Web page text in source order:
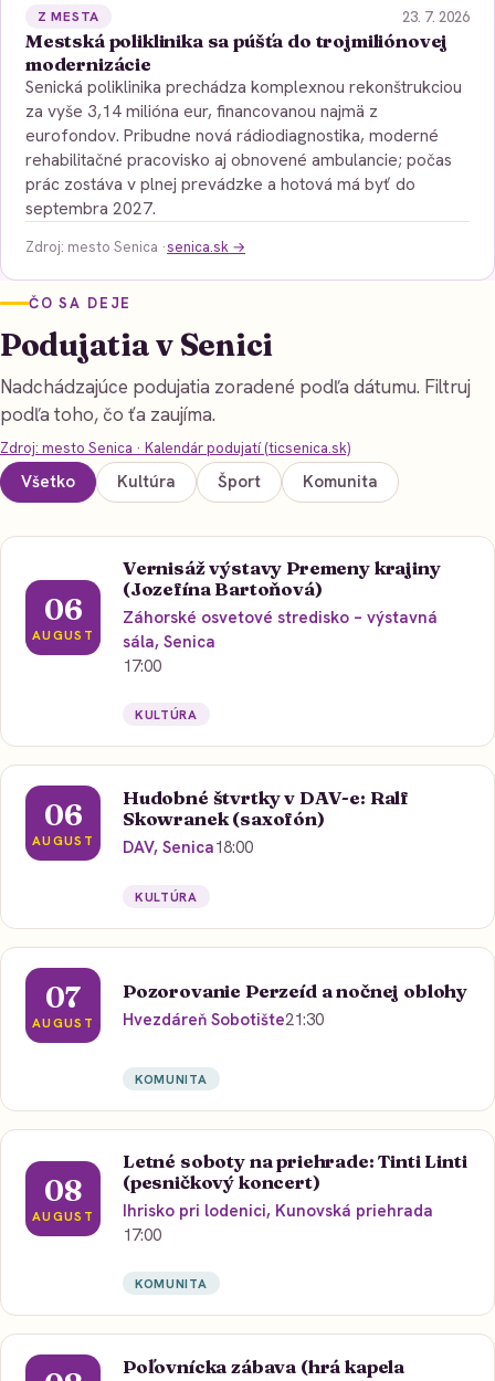
Z MESTA 23. 7. 2026
Mestská poliklinika sa púšťa do trojmiliónovej
modernizácie
Senická poliklinika prechádza komplexnou rekonštrukciou
za vyše 3,14 milióna eur, financovanou najmä z
eurofondov. Pribudne nová rádiodiagnostika, moderné
rehabilitačné pracovisko aj obnovené ambulancie; počas
prác zostáva v plnej prevádzke a hotová má byť do
septembra 2027.
Zdroj: mesto Senica ·senica.sk →
ČO SA DEJE
Podujatia v Senici
Nadchádzajúce podujatia zoradené podľa dátumu. Filtruj
podľa toho, čo ťa zaujíma.
Zdroj: mesto Senica · Kalendár podujatí (ticsenica.sk)
Všetko Kultúra Šport Komunita
06
AUGUST
Vernisáž výstavy Premeny krajiny
(Jozefína Bartoňová)
Záhorské osvetové stredisko – výstavná
sála, Senica
17:00
KULTÚRA
06
AUGUST
Hudobné štvrtky v DAV-e: Ralf
Skowranek (saxofón)
DAV, Senica18:00
KULTÚRA
07
AUGUST
Pozorovanie Perzeíd a nočnej oblohy
Hvezdáreň Sobotište21:30
KOMUNITA
08
AUGUST
Letné soboty na priehrade: Tinti Linti
(pesničkový koncert)
Ihrisko pri lodenici, Kunovská priehrada
17:00
KOMUNITA
Poľovnícka zábava (hrá kapela